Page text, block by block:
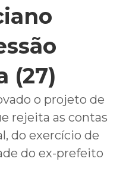
(27)
o projeto de
rejeita as contas
do exercício de
do ex-prefeito